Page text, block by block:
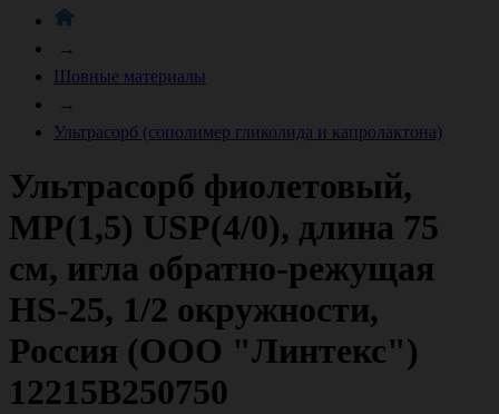
→
Шовные материалы
→
Ультрасорб (сополимер гликолида и капролактона)
Ультрасорб фиолетовый,
МР(1,5) USP(4/0), длина 75
см, игла обратно-режущая
HS-25, 1/2 окружности,
Россия (ООО "Линтекс")
12215B250750